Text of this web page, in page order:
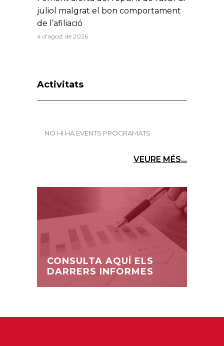
juliol malgrat el bon comportament
de l’afiliació
4 d'agost de 2026
Activitats
NO HI HA EVENTS PROGRAMATS
VEURE MÉS...
CONSULTA AQUÍ ELS
DARRERS INFORMES